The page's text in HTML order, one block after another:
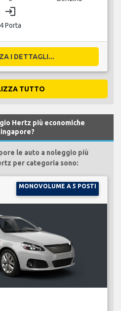
login
4 Porta
I DETTAGLI...
TUTTO
Hertz più economiche
le auto a noleggio più
per categoria sono:
MONOVOLUME A 5 POSTI